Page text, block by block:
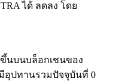
ได้ ลดลง โดย
นบนบล็อกเชนของ
อุปทานรวมปัจจุบันที่ 0